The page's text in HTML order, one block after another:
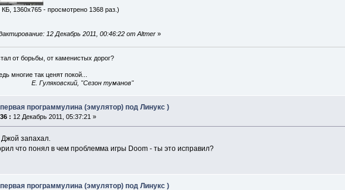
КБ, 1360x765 - просмотрено 1368 раз.)
12 Декабрь 2011, 00:46:22 от Altmer »
от борьбы, от каменистых дорог?
многие так ценят покой...
E. Гуляковский, "Сезон туманов"
программулина (эмулятор) под Линукс )
: 12 Декабрь 2011, 05:37:21 »
Джой запахал.
что понял в чем проблемма игры Doom - ты это исправил?
программулина (эмулятор) под Линукс )